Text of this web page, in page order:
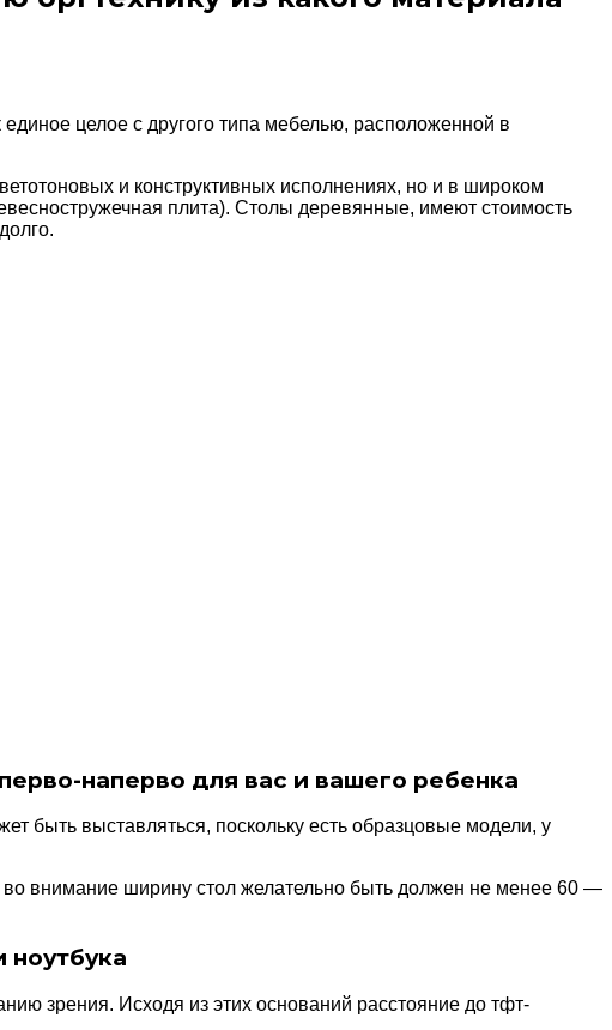
целое с другого типа мебелью, расположенной в
и конструктивных исполнениях, но и в широком
плита). Столы деревянные, имеют стоимость
наперво для вас и вашего ребенка
выставляться, поскольку есть образцовые модели, у
внимание ширину стол желательно быть должен не менее 60 —
зрения. Исходя из этих оснований расстояние до тфт-